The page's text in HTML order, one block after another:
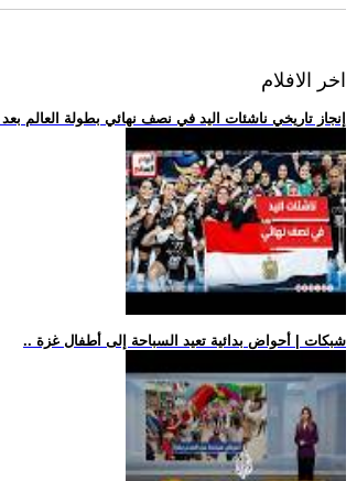
اخر الافلام
.. إنجاز تاريخي ناشئات اليد في نصف نهائي بطولة العالم بعد
.. شبكات | أحواض بدائية تعيد السباحة إلى أطفال غزة